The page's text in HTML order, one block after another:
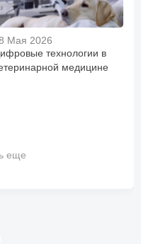
Мая 2026
технологии в
медицине
еще